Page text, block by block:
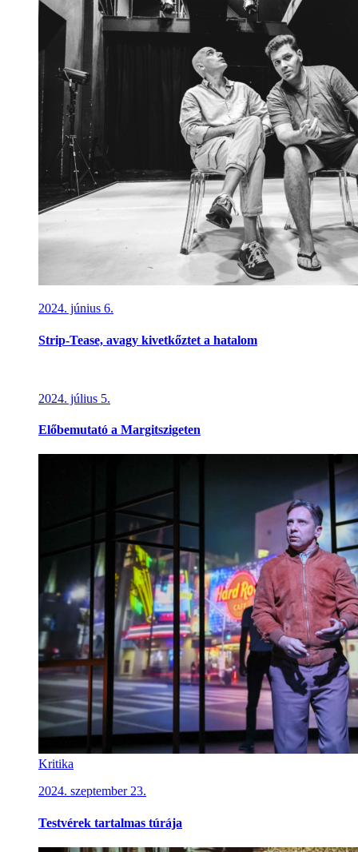
2024. június 6.
Strip-Tease, avagy kivetkőztet a hatalom
2024. július 5.
Előbemutató a Margitszigeten
Kritika
2024. szeptember 23.
Testvérek tartalmas túrája